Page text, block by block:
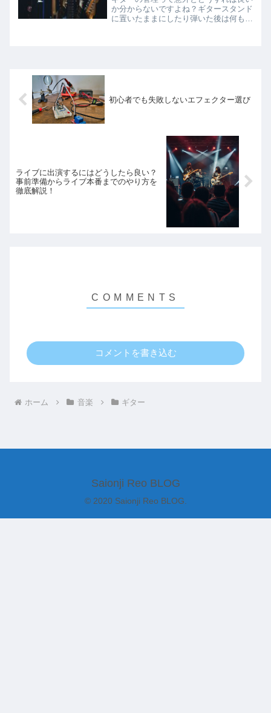
か分からないですよね？ギタースタンド
に置いたままにしたり弾いた後は何も手
初心者でも失敗しないエフェクター選び
ライブに出演するにはどうしたら良い？
事前準備からライブ本番までのやり方を
徹底解説！
コメントを書き込む
ホーム 音楽 ギター
Saionji Reo BLOG
© 2020 Saionji Reo BLOG.